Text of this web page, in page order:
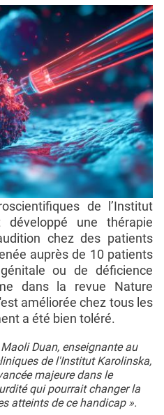
de l’Institut
développé une thérapie
chez des patients
auprès de 10 patients
ou de déficience
dans la revue Nature
améliorée chez tous les
a été bien toléré.
Duan, enseignante au
de l'Institut Karolinska,
majeure dans le
qui pourrait changer la
atteints de ce handicap ».